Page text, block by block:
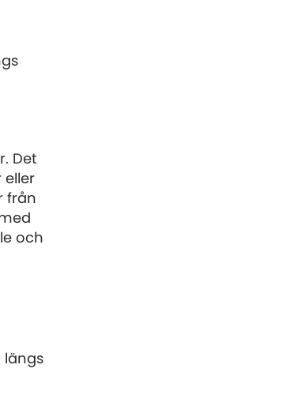
Det
eller
från
och
längs